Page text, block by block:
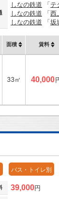
しなの鉄道 「テ
しなの鉄道 「西
しなの鉄道 「坂
面積 賃料
33㎡ 40,000
バス・トイレ別
39,000円